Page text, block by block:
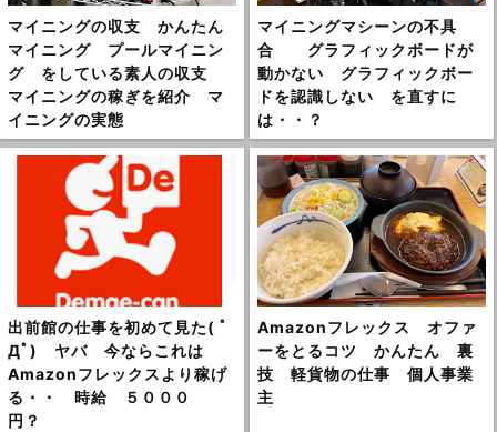
マイニングの収支 かんたん
マイニング プールマイニン
グ をしている素人の収支
マイニングの稼ぎを紹介 マ
イニングの実態
マイニングマシーンの不具
合 グラフィックボードが
動かない グラフィックボー
ドを認識しない を直すに
は・・？
出前館の仕事を初めて見た( ﾟ
Дﾟ) ヤバ 今ならこれは
Amazonフレックスより稼げ
る・・ 時給 ５０００
円？
Amazonフレックス オファ
ーをとるコツ かんたん 裏
技 軽貨物の仕事 個人事業
主